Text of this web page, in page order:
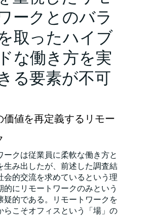
ークとのバラ
取ったハイブ
な働き方を実
る要素が不可
価値を再定義するリモー
ークは従業員に柔軟な働き方と
生み出したが、前述した調査結
会的交流を求めているという理
的にリモートワークのみという
疑的である。リモートワークを
らこそオフィスという「場」の